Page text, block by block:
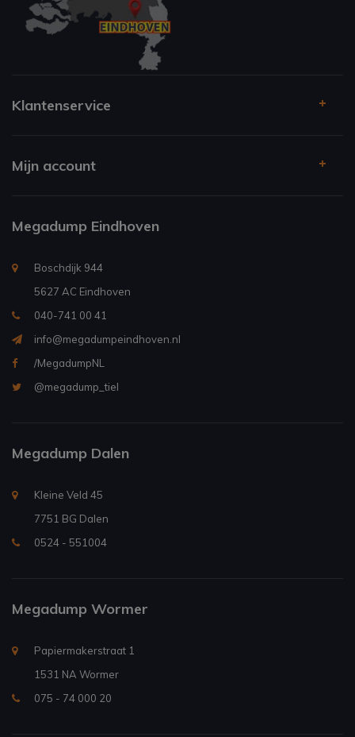
Klantenservice
Mijn account
Megadump Eindhoven
Boschdijk 944
5627 AC Eindhoven
040-741 00 41
info@megadumpeindhoven.nl
/MegadumpNL
@megadump_tiel
Megadump Dalen
Kleine Veld 45
7751 BG Dalen
0524 - 551004
Megadump Wormer
Papiermakerstraat 1
1531 NA Wormer
075 - 74 000 20